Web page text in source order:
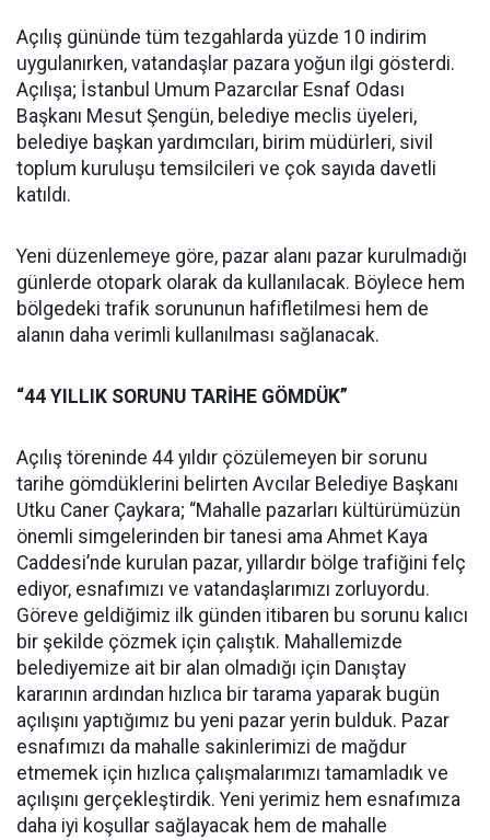
Açılış gününde tüm tezgahlarda yüzde 10 indirim
uygulanırken, vatandaşlar pazara yoğun ilgi gösterdi.
Açılışa; İstanbul Umum Pazarcılar Esnaf Odası
Başkanı Mesut Şengün, belediye meclis üyeleri,
belediye başkan yardımcıları, birim müdürleri, sivil
toplum kuruluşu temsilcileri ve çok sayıda davetli
katıldı.
Yeni düzenlemeye göre, pazar alanı pazar kurulmadığı
günlerde otopark olarak da kullanılacak. Böylece hem
bölgedeki trafik sorununun hafifletilmesi hem de
alanın daha verimli kullanılması sağlanacak.
“44 YILLIK SORUNU TARİHE GÖMDÜK”
Açılış töreninde 44 yıldır çözülemeyen bir sorunu
tarihe gömdüklerini belirten Avcılar Belediye Başkanı
Utku Caner Çaykara; “Mahalle pazarları kültürümüzün
önemli simgelerinden bir tanesi ama Ahmet Kaya
Caddesi’nde kurulan pazar, yıllardır bölge trafiğini felç
ediyor, esnafımızı ve vatandaşlarımızı zorluyordu.
Göreve geldiğimiz ilk günden itibaren bu sorunu kalıcı
bir şekilde çözmek için çalıştık. Mahallemizde
belediyemize ait bir alan olmadığı için Danıştay
kararının ardından hızlıca bir tarama yaparak bugün
açılışını yaptığımız bu yeni pazar yerin bulduk. Pazar
esnafımızı da mahalle sakinlerimizi de mağdur
etmemek için hızlıca çalışmalarımızı tamamladık ve
açılışını gerçekleştirdik. Yeni yerimiz hem esnafımıza
daha iyi koşullar sağlayacak hem de mahalle